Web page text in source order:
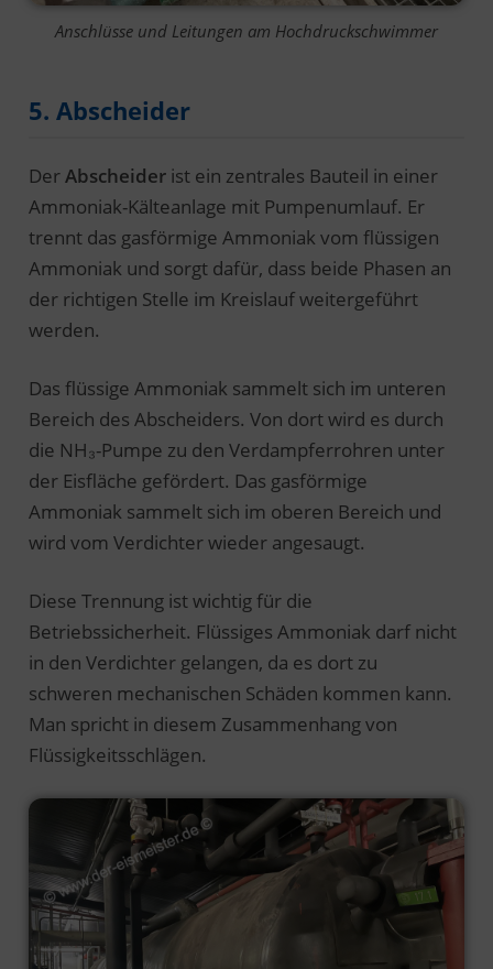
Anschlüsse und Leitungen am Hochdruckschwimmer
5. Abscheider
DerAbscheider ist ein zentrales Bauteil in einer
Ammoniak-Kälteanlage mit Pumpenumlauf. Er
trennt das gasförmige Ammoniak vom flüssigen
Ammoniak und sorgt dafür, dass beide Phasen an
der richtigen Stelle im Kreislauf weitergeführt
werden.
Das flüssige Ammoniak sammelt sich im unteren
Bereich des Abscheiders. Von dort wird es durch
die NH₃-Pumpe zu den Verdampferrohren unter
der Eisfläche gefördert. Das gasförmige
Ammoniak sammelt sich im oberen Bereich und
wird vom Verdichter wieder angesaugt.
Diese Trennung ist wichtig für die
Betriebssicherheit. Flüssiges Ammoniak darf nicht
in den Verdichter gelangen, da es dort zu
schweren mechanischen Schäden kommen kann.
Man spricht in diesem Zusammenhang von
Flüssigkeitsschlägen.